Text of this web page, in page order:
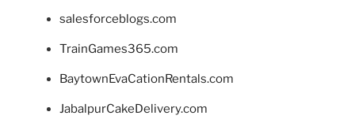
salesforceblogs.com
TrainGames365.com
BaytownEvaCationRentals.com
JabalpurCakeDelivery.com